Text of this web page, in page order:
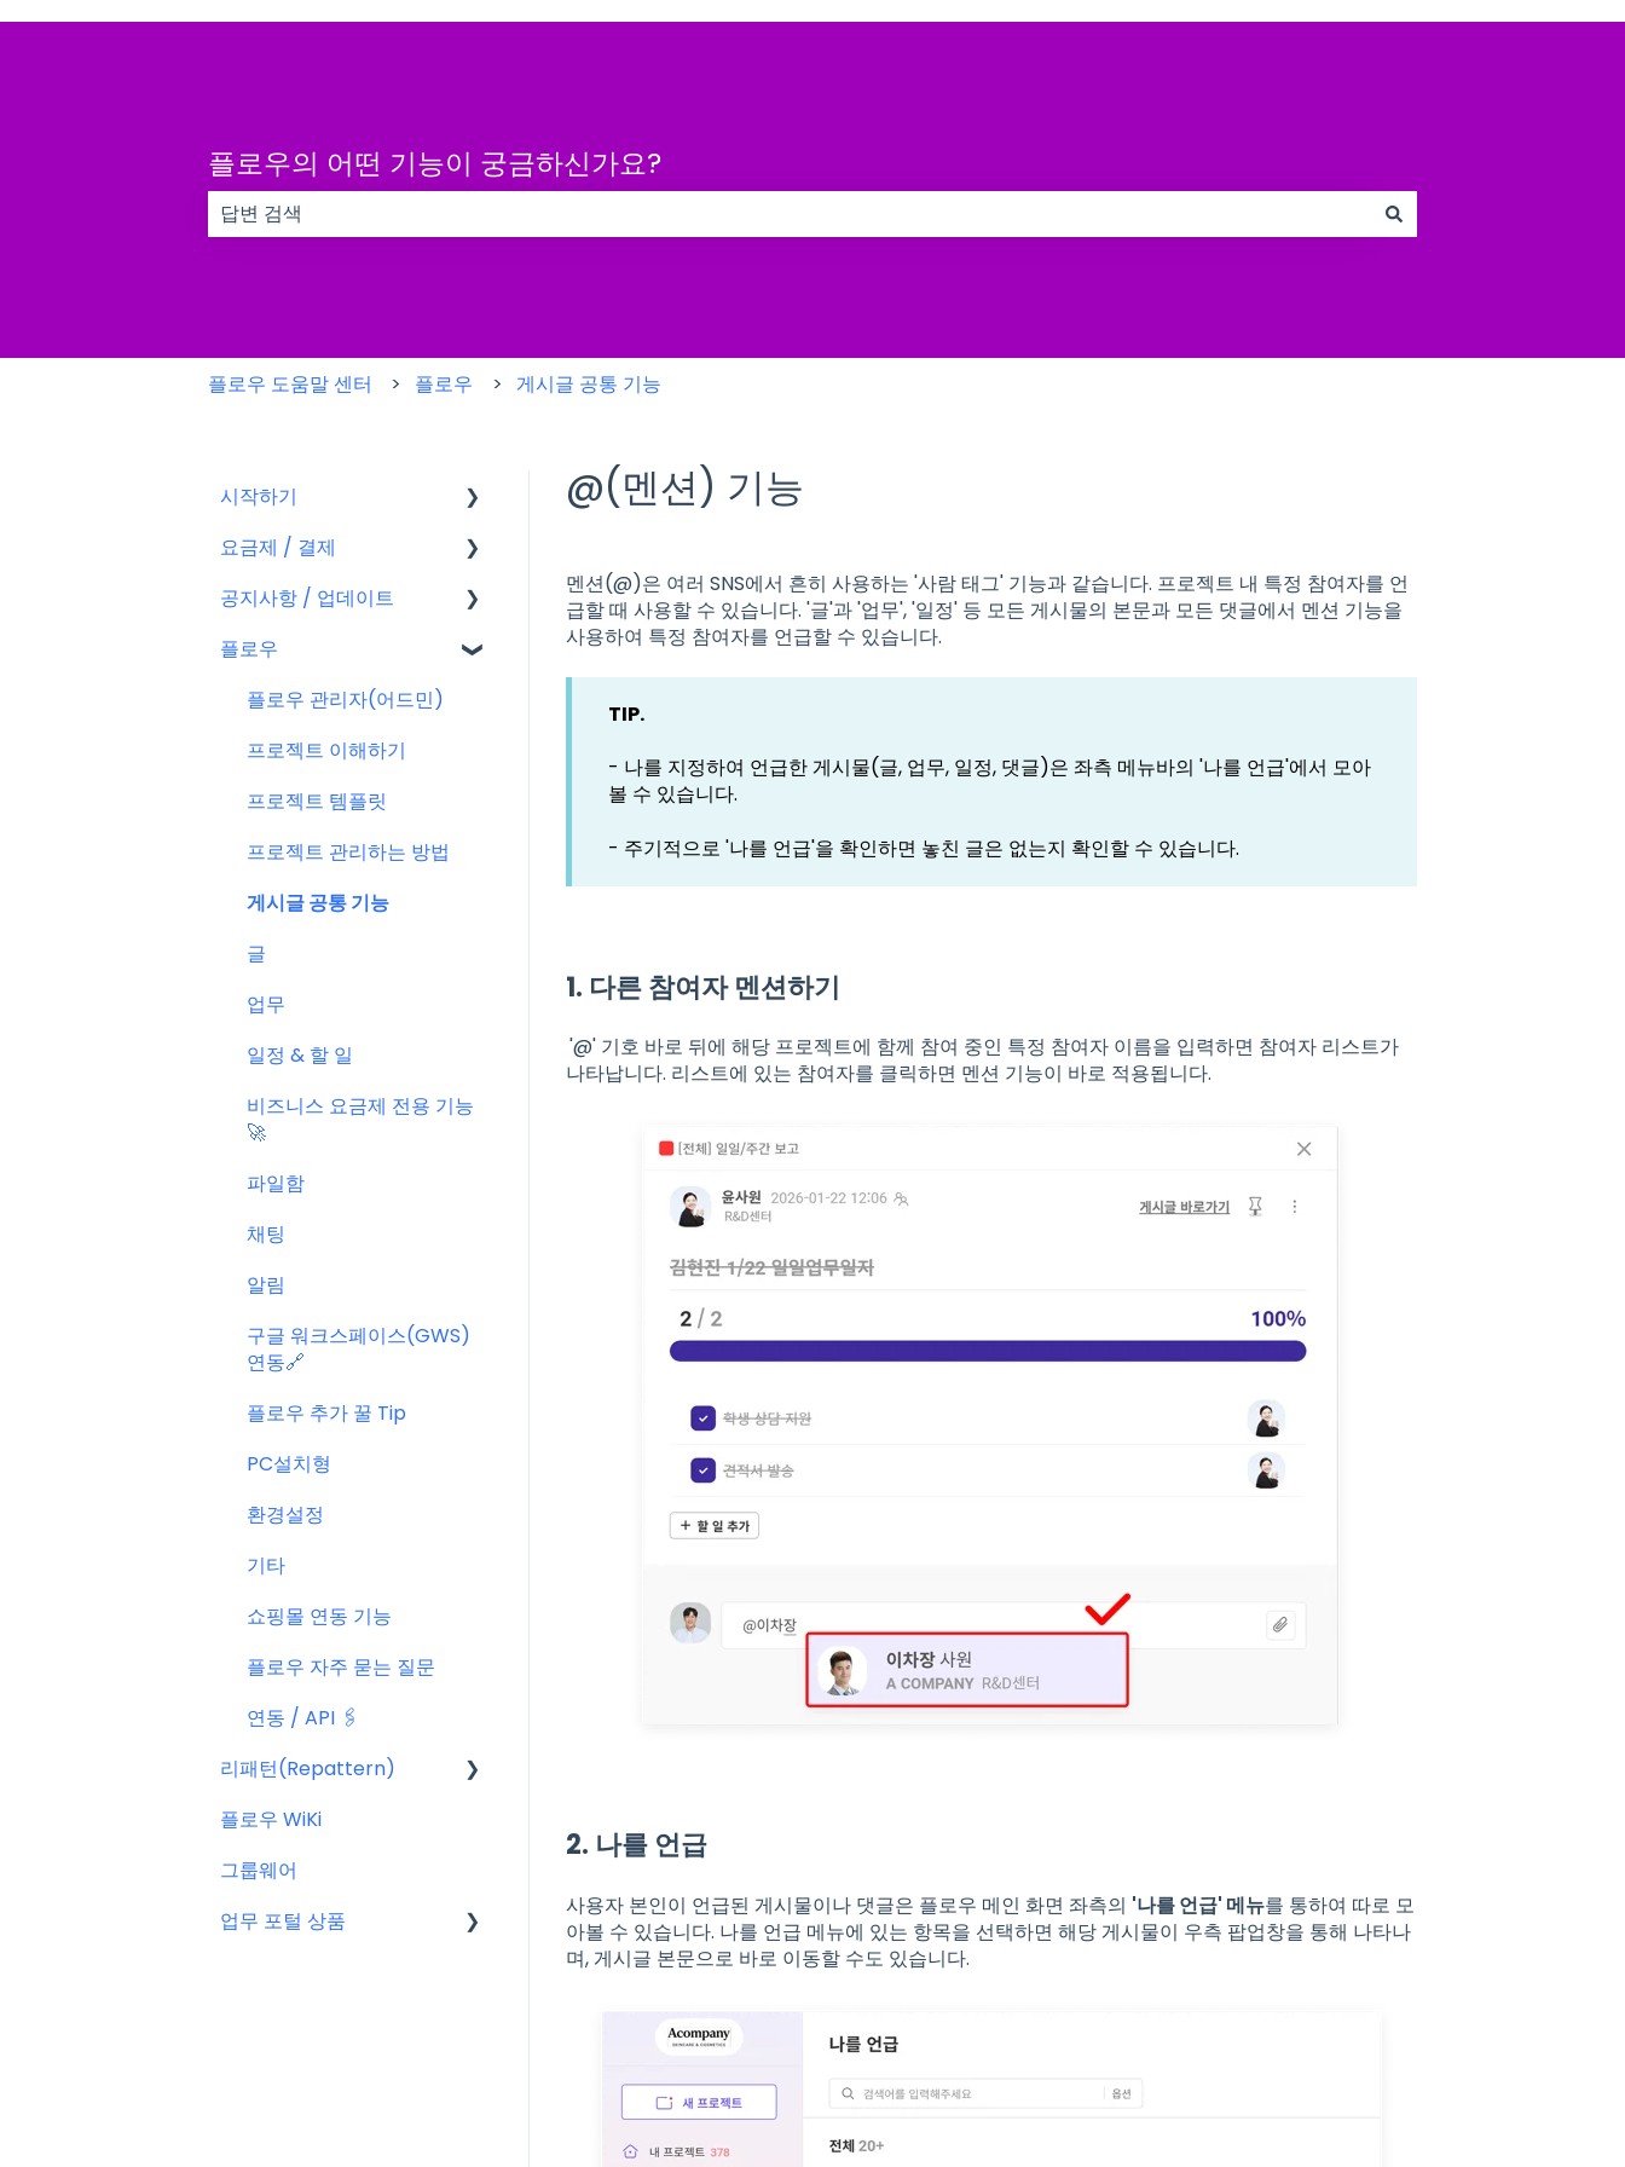
플로우의 어떤 기능이 궁금하신가요?
플로우 도움말 센터 플로우 게시글 공통 기능
@(멘션) 기능
멘션(@)은 여러 SNS에서 흔히 사용하는 '사람 태그' 기능과 같습니다. 프로젝트 내 특정 참여자를 언
급할 때 사용할 수 있습니다. '글'과 '업무', '일정' 등 모든 게시물의 본문과 모든 댓글에서 멘션 기능을
사용하여 특정 참여자를 언급할 수 있습니다.
TIP.
- 나를 지정하여 언급한 게시물(글, 업무, 일정, 댓글)은 좌측 메뉴바의 '나를 언급'에서 모아
볼 수 있습니다.
- 주기적으로 '나를 언급'을 확인하면 놓친 글은 없는지 확인할 수 있습니다.
1. 다른 참여자 멘션하기
'@' 기호 바로 뒤에 해당 프로젝트에 함께 참여 중인 특정 참여자 이름을 입력하면 참여자 리스트가
나타납니다. 리스트에 있는 참여자를 클릭하면 멘션 기능이 바로 적용됩니다.
2. 나를 언급
사용자 본인이 언급된 게시물이나 댓글은 플로우 메인 화면 좌측의 '나를 언급' 메뉴를 통하여 따로 모
아볼 수 있습니다. 나를 언급 메뉴에 있는 항목을 선택하면 해당 게시물이 우측 팝업창을 통해 나타나
며, 게시글 본문으로 바로 이동할 수도 있습니다.
시작하기
회원가입
플로우 계정
요금제 / 결제
요금제
결제
결제 관련 자주 묻는 질문
공지사항 / 업데이트
공지사항
특별 프로모션
신규 업데이트 (PC&서버)
서버 작업
KT cloud BizWorks 서버
플로우
플로우 관리자(어드민)
프로젝트 이해하기
프로젝트 템플릿
프로젝트 관리하는 방법
게시글 공통 기능
글
업무
일정 & 할 일
비즈니스 요금제 전용 기능
🚀
파일함
채팅
알림
구글 워크스페이스(GWS)
연동🔗
플로우 추가 꿀 Tip
PC설치형
환경설정
기타
쇼핑몰 연동 기능
플로우 자주 묻는 질문
연동 / API 🖇️
리패턴(Repattern)
리패턴(Repattern) (NE
플로우 WiKi
그룹웨어
업무 포털 상품